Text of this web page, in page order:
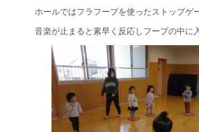
ホールではフラフープを使ったストップゲ
音楽が止まると素早く反応しフープの中